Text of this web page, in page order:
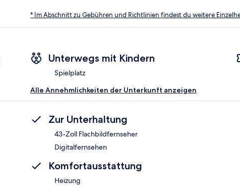
* Im Abschnitt zu Gebühren und Richtlinien findest du weitere
Unterwegs mit Kindern
Spielplatz
Alle Annehmlichkeiten der Unterkunft anzeigen
Zur Unterhaltung
43-Zoll Flachbildfernseher
Digitalfernsehen
Komfortausstattung
Heizung